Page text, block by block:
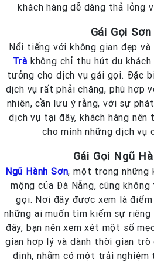
khách hàng dễ dàng thả lỏng
Gái Gọi
Nổi tiếng với không gian đẹp
Trà không chỉ thu hút du
tưởng cho dịch vụ gái gọi. Đặc
dịch vụ rất phải chăng, phù hợp
nhiên, cần lưu ý rằng, với sự
dịch vụ tại đây, khách hàng
cho mình những dịch vụ
Gái Gọi Ngũ
Ngũ Hành Sơn, một trong những
mộng của Đà Nẵng, cũng
gọi. Nơi đây được xem là
những ai muốn tìm kiếm sự
đây, bạn nên xem xét một số
gian hợp lý và dành thời gian
định, nhằm có một trải nghiệm